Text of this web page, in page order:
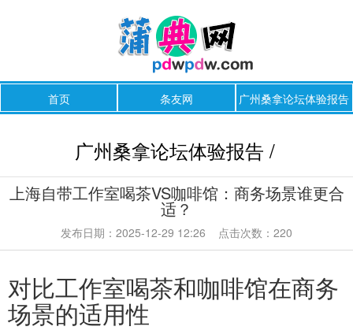
首页 条友网 广州桑拿论坛体验报告
广州桑拿论坛体验报告 /
上海自带工作室喝茶VS咖啡馆：商务场景谁更合
适？
发布日期：2025-12-29 12:26 点击次数：220
对比工作室喝茶和咖啡馆在商务
场景的适用性